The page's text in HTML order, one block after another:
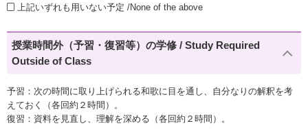
上記いずれも用いない予定 /None of the above
授業時間外（予習・復習等）の学修 / Study Required
Outside of Class
予習：次の時間に取り上げられる和歌に目を通し、自分なりの解釈を考
えておく（各回約２時間）。
復習：資料を見直し、理解を深める（各回約２時間）。